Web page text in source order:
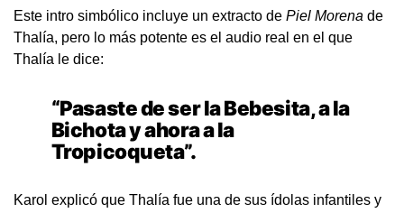
Este intro simbólico incluye un extracto de Piel Morena de
Thalía, pero lo más potente es el audio real en el que
Thalía le dice:
“Pasaste de ser la Bebesita, a la
Bichota y ahora a la
Tropicoqueta”.
Karol explicó que Thalía fue una de sus ídolas infantiles y